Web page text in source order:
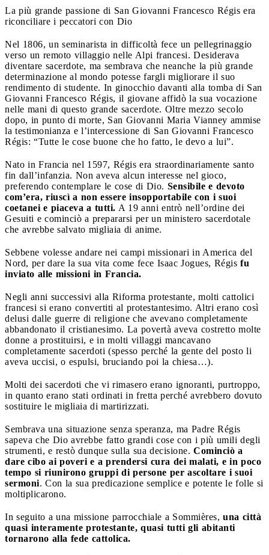
La più grande passione di San Giovanni Francesco Régis era
riconciliare i peccatori con Dio
Nel 1806, un seminarista in difficoltà fece un pellegrinaggio
verso un remoto villaggio nelle Alpi francesi. Desiderava
diventare sacerdote, ma sembrava che neanche la più grande
determinazione al mondo potesse fargli migliorare il suo
rendimento di studente. In ginocchio davanti alla tomba di San
Giovanni Francesco Régis, il giovane affidò la sua vocazione
nelle mani di questo grande sacerdote. Oltre mezzo secolo
dopo, in punto di morte, San Giovanni Maria Vianney ammise
la testimonianza e l’intercessione di San Giovanni Francesco
Régis: “Tutte le cose buone che ho fatto, le devo a lui”.
Nato in Francia nel 1597, Régis era straordinariamente santo
fin dall’infanzia. Non aveva alcun interesse nel gioco,
preferendo contemplare le cose di Dio. Sensibile e devoto
com’era, riuscì a non essere insopportabile con i suoi
coetanei e piaceva a tutti. A 19 anni entrò nell’ordine dei
Gesuiti e cominciò a prepararsi per un ministero sacerdotale
che avrebbe salvato migliaia di anime.
Sebbene volesse andare nei campi missionari in America del
Nord, per dare la sua vita come fece Isaac Jogues, Régis fu
inviato alle missioni in Francia.
Negli anni successivi alla Riforma protestante, molti cattolici
francesi si erano convertiti al protestantesimo. Altri erano così
delusi dalle guerre di religione che avevano completamente
abbandonato il cristianesimo. La povertà aveva costretto molte
donne a prostituirsi, e in molti villaggi mancavano
completamente sacerdoti (spesso perché la gente del posto li
aveva uccisi, o espulsi, bruciando poi la chiesa…).
Molti dei sacerdoti che vi rimasero erano ignoranti, purtroppo,
in quanto erano stati ordinati in fretta perché avrebbero dovuto
sostituire le migliaia di martirizzati.
Sembrava una situazione senza speranza, ma Padre Régis
sapeva che Dio avrebbe fatto grandi cose con i più umili degli
strumenti, e restò dunque sulla sua decisione. Cominciò a
dare cibo ai poveri e a prendersi cura dei malati, e in poco
tempo si riunirono gruppi di persone per ascoltare i suoi
sermoni. Con la sua predicazione semplice e potente le folle si
moltiplicarono.
In seguito a una missione parrocchiale a Sommières, una città
quasi interamente protestante, quasi tutti gli abitanti
tornarono alla fede cattolica.